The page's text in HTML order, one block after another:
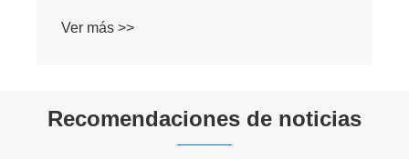
Ver más >>
Recomendaciones de noticias